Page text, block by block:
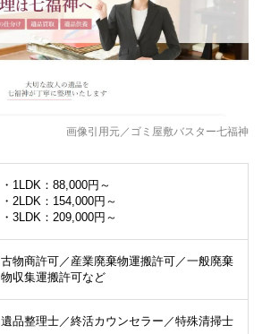
画像引用元／ゴミ屋敷バスター七福神
・1LDK：88,000円～
・2LDK：154,000円～
・3LDK：209,000円～
古物商許可／産業廃棄物運搬許可／一般廃棄
物収集運搬許可など
遺品整理士／終活カウンセラー／特殊清掃士